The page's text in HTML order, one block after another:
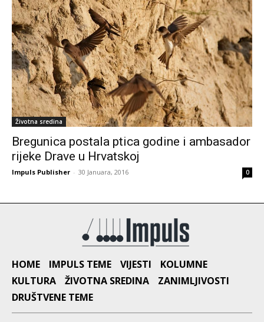
Životna sredina
Bregunica postala ptica godine i ambasador
rijeke Drave u Hrvatskoj
Impuls Publisher - 30 Januara, 2016 0
HOME IMPULS TEME VIJESTI
KOLUMNE
KULTURA
ŽIVOTNA SREDINA
ZANIMLJIVOSTI
DRUŠTVENE TEME